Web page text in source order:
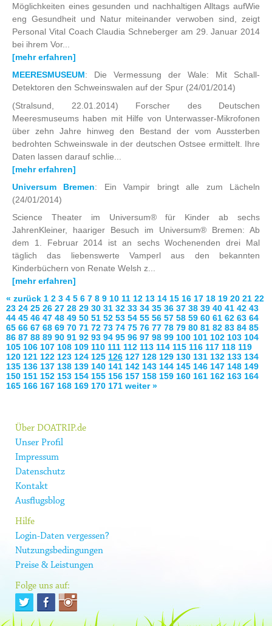
Möglichkeiten eines gesunden und nachhaltigen Alltags aufWie
eng Gesundheit und Natur miteinander verwoben sind, zeigt
Personal Vital Coach Claudia Schneberger am 29. Januar 2014
bei ihrem Vor...
[mehr erfahren]
MEERESMUSEUM: Die Vermessung der Wale: Mit Schall-
Detektoren den Schweinswalen auf der Spur (24/01/2014)
(Stralsund, 22.01.2014) Forscher des Deutschen
Meeresmuseums haben mit Hilfe von Unterwasser-Mikrofonen
über zehn Jahre hinweg den Bestand der vom Aussterben
bedrohten Schweinswale in der deutschen Ostsee ermittelt. Ihre
Daten lassen darauf schlie...
[mehr erfahren]
Universum Bremen: Ein Vampir bringt alle zum Lächeln
(24/01/2014)
Science Theater im Universum® für Kinder ab sechs
JahrenKleiner, haariger Besuch im Universum® Bremen: Ab
dem 1. Februar 2014 ist an sechs Wochenenden drei Mal
täglich das liebenswerte Vamperl aus den bekannten
Kinderbüchern von Renate Welsh z...
[mehr erfahren]
« zurück 1 2 3 4 5 6 7 8 9 10 11 12 13 14 15 16 17 18 19 20 21 22
23 24 25 26 27 28 29 30 31 32 33 34 35 36 37 38 39 40 41 42 43
44 45 46 47 48 49 50 51 52 53 54 55 56 57 58 59 60 61 62 63 64
65 66 67 68 69 70 71 72 73 74 75 76 77 78 79 80 81 82 83 84 85
86 87 88 89 90 91 92 93 94 95 96 97 98 99 100 101 102 103 104
105 106 107 108 109 110 111 112 113 114 115 116 117 118 119
120 121 122 123 124 125 126 127 128 129 130 131 132 133 134
135 136 137 138 139 140 141 142 143 144 145 146 147 148 149
150 151 152 153 154 155 156 157 158 159 160 161 162 163 164
165 166 167 168 169 170 171 weiter »
Über DOATRIP.de
Unser Profil
Impressum
Datenschutz
Kontakt
Ausflugsblog
Hilfe
Login-Daten vergessen?
Nutzungsbedingungen
Preise & Leistungen
Folge uns auf: